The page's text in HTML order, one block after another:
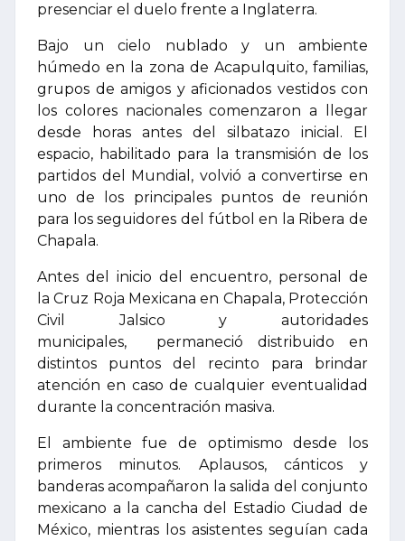
presenciar el duelo frente a Inglaterra.
Bajo un cielo nublado y un ambiente
húmedo en la zona de Acapulquito, familias,
grupos de amigos y aficionados vestidos con
los colores nacionales comenzaron a llegar
desde horas antes del silbatazo inicial. El
espacio, habilitado para la transmisión de los
partidos del Mundial, volvió a convertirse en
uno de los principales puntos de reunión
para los seguidores del fútbol en la Ribera de
Chapala.
Antes del inicio del encuentro, personal de
la Cruz Roja Mexicana en Chapala, Protección
Civil Jalsico y autoridades
municipales, permaneció distribuido en
distintos puntos del recinto para brindar
atención en caso de cualquier eventualidad
durante la concentración masiva.
El ambiente fue de optimismo desde los
primeros minutos. Aplausos, cánticos y
banderas acompañaron la salida del conjunto
mexicano a la cancha del Estadio Ciudad de
México, mientras los asistentes seguían cada